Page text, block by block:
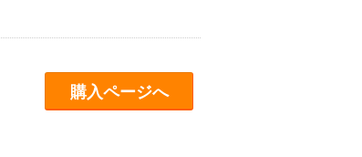
購入ページへ